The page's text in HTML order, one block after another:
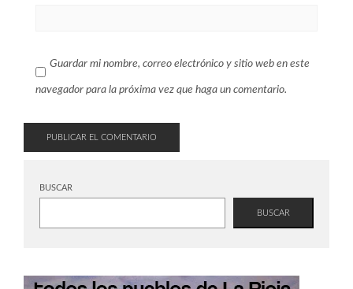
Guardar mi nombre, correo electrónico y sitio web en este
navegador para la próxima vez que haga un comentario.
BUSCAR
BUSCAR